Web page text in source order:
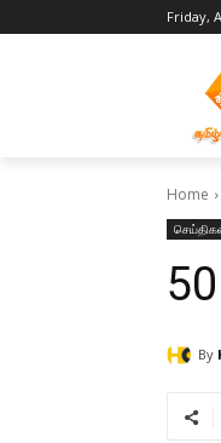
Friday,
Home
By